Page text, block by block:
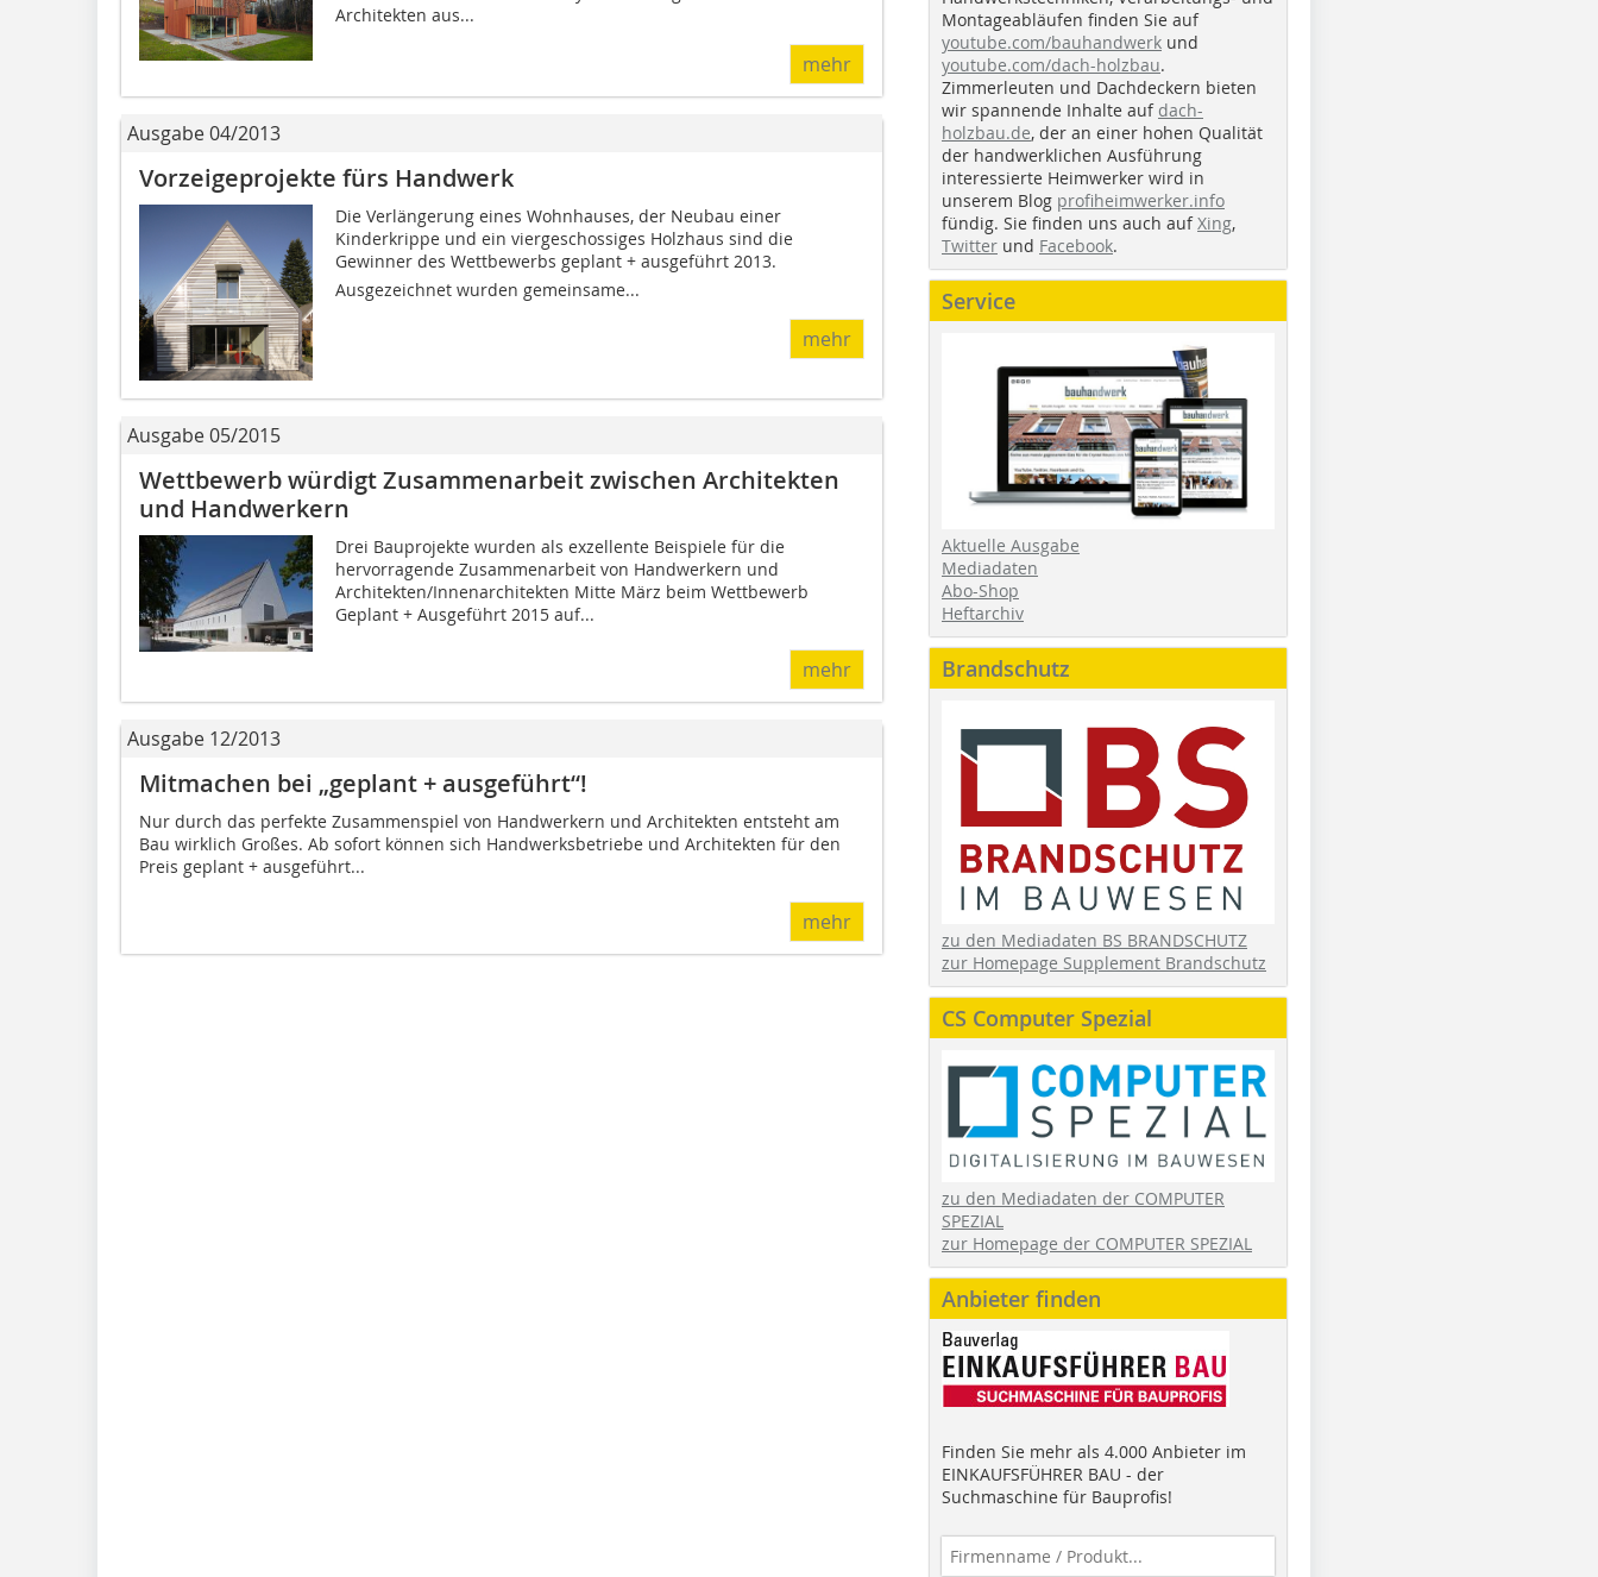
Architekten aus...
mehr
Ausgabe 04/2013
Vorzeigeprojekte fürs Handwerk
Die Verlängerung eines Wohnhauses, der Neubau einer
Kinderkrippe und ein viergeschossiges Holzhaus sind die
Gewinner des Wettbewerbs geplant + ausgeführt 2013.
Ausgezeichnet wurden gemeinsame...
mehr
Ausgabe 05/2015
Wettbewerb würdigt Zusammenarbeit zwischen Architekten
und Handwerkern
Drei Bauprojekte wurden als exzellente Beispiele für die
hervorragende Zusammenarbeit von Handwerkern und
Architekten/Innenarchitekten Mitte März beim Wettbewerb
Geplant + Ausgeführt 2015 auf...
mehr
Ausgabe 12/2013
Mitmachen bei „geplant + ausgeführt“!
Nur durch das perfekte Zusammenspiel von Handwerkern und Architekten entsteht am
Bau wirklich Großes. Ab sofort können sich Handwerksbetriebe und Architekten für den
Preis geplant + ausgeführt...
mehr
Montageabläufen finden Sie auf
youtube.com/bauhandwerk und
youtube.com/dach-holzbau.
Zimmerleuten und Dachdeckern bieten
wir spannende Inhalte auf dach-
holzbau.de, der an einer hohen Qualität
der handwerklichen Ausführung
interessierte Heimwerker wird in
unserem Blog profiheimwerker.info
fündig. Sie finden uns auch aufXing,
Twitter und Facebook.
Service
Aktuelle Ausgabe
Mediadaten
Abo-Shop
Heftarchiv
Brandschutz
zu den Mediadaten BS BRANDSCHUTZ
zur Homepage Supplement Brandschutz
CS Computer Spezial
zu den Mediadaten der COMPUTER
SPEZIAL
zur Homepage der COMPUTER SPEZIAL
Anbieter finden
Finden Sie mehr als 4.000 Anbieter im
EINKAUFSFÜHRER BAU - der
Suchmaschine für Bauprofis!